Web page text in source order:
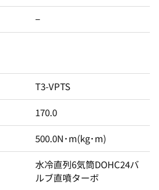
−
T3-VPTS
170.0
500.0N･m(kg･m)
水冷直列6気筒DOHC24バ
ルブ直噴ターボ